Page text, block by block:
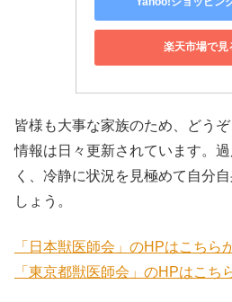
楽天市場で見
皆様も大事な家族のため、どう
情報は日々更新されています。
く、冷静に状況を見極めて自分
しょう。
「日本獣医師会」のHPはこちら
「東京都獣医師会」のHPはこち